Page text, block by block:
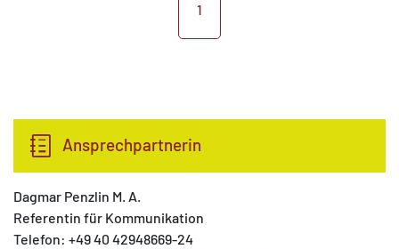
1
Ansprechpartnerin
Dagmar Penzlin M. A.
Referentin für Kommunikation
Telefon: +49 40 42948669-24